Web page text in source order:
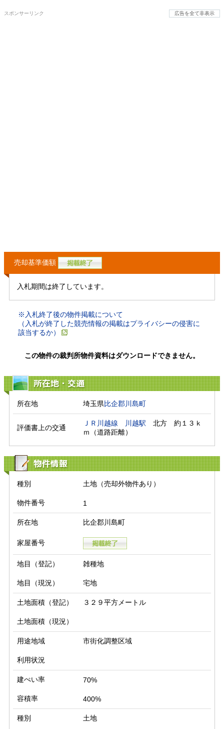
スポンサーリンク 広告を全て非表示
売却基準価額
入札期間は終了しています。
※入札終了後の物件掲載について
（入札が終了した競売情報の掲載はプライバシーの侵害に
該当するか）
この物件の裁判所物件資料はダウンロードできません。
所在地・交通
所在地 埼玉県比企郡川島町
評価書上の交通
ＪＲ川越線 川越駅 北方　約１３ｋ
ｍ（道路距離）
物件情報
種別 土地（売却外物件あり）
物件番号 1
所在地 比企郡川島町
家屋番号
地目（登記） 雑種地
地目（現況） 宅地
土地面積（登記） ３２９平方メートル
土地面積（現況）
用途地域 市街化調整区域
利用状況
建ぺい率 70%
容積率 400%
種別 土地